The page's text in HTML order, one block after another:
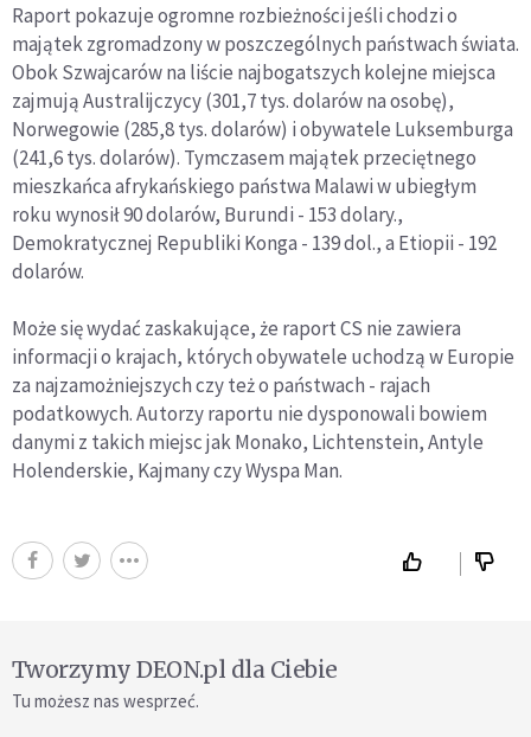
Raport pokazuje ogromne rozbieżności jeśli chodzi o
majątek zgromadzony w poszczególnych państwach świata.
Obok Szwajcarów na liście najbogatszych kolejne miejsca
zajmują Australijczycy (301,7 tys. dolarów na osobę),
Norwegowie (285,8 tys. dolarów) i obywatele Luksemburga
(241,6 tys. dolarów). Tymczasem majątek przeciętnego
mieszkańca afrykańskiego państwa Malawi w ubiegłym
roku wynosił 90 dolarów, Burundi - 153 dolary.,
Demokratycznej Republiki Konga - 139 dol., a Etiopii - 192
dolarów.
Może się wydać zaskakujące, że raport CS nie zawiera
informacji o krajach, których obywatele uchodzą w Europie
za najzamożniejszych czy też o państwach - rajach
podatkowych. Autorzy raportu nie dysponowali bowiem
danymi z takich miejsc jak Monako, Lichtenstein, Antyle
Holenderskie, Kajmany czy Wyspa Man.
Tworzymy DEON.pl dla Ciebie
Tu możesz nas wesprzeć.